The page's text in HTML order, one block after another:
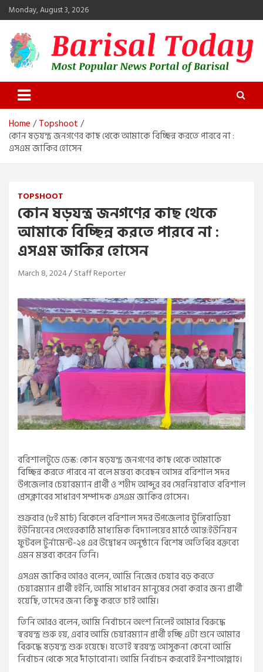
Skip
to
content
Monday, August 3, 2026
Barisal Today
The Most Popular News Portal in Barisal
Home
Topshoot
কোন ষড়যন্ত্র জনগণের কাছ থেকে আমাকে বিচ্ছিন্ন করতে পারবে না :
এসএম জাকির হোসেন
TOPSHOOT
কোন ষড়যন্ত্র জনগণের কাছ থেকে
আমাকে বিচ্ছিন্ন করতে পারবে না :
এসএম জাকির হোসেন
March 8, 2024 Staff Reporter
বরিশালটুডে ডেস্ক: কোন ষড়যন্ত্র জনগণের কাছ থেকে আমাকে
বিচ্ছিন্ন করতে পারবে না বলে মন্তব্য করেছন আসন্ন বরিশাল সদর
উপজেলার চেয়ারম্যান প্রার্থী ও শহীদ আব্দুর রব সেরনিয়াবাত বরিশাল
প্রেসক্লাবের সাধারণ সম্পাদক এসএম জাকির হোসেন।
শুক্রবার (৮ই মার্চ) বিকেলে বরিশাল সদর উপজেলার টুঙ্গিবাড়িয়া
ইউনিয়নের সেংহেরকাঠি মাধ্যমিক বিদ্যালয়ের মাঠে আন্ত:ইউনিয়ন
ফুটবল টুর্নামেন্ট-২৪ এর উদ্বোধন অনুষ্ঠানে বিশেষ অতিথির বক্তব্যে
এমন মন্তব্য করেন তিনি।
এসএম জাকির আরও বলেন, আমি নিজের চেয়ার বড় করতে
চেয়ারম্যান প্রার্থী হইনি, আমি সাধারন মানুষের সেবা করার জন্য প্রার্থী
হয়েছি, তাদের জন্য কিছু করতে চাই আমি।
তিনি আরও বলেন, আমি নির্বাচনে অংশ নিলেই আমার বিরুদ্ধে
স্বরযন্ত্র শুরু হয়, এবার আমি চেয়ারম্যান প্রার্থী হচ্ছি এটা শুনে আমার
বিরুদ্ধে ষড়যন্ত্র শুরু হয়েছে। যতোই স্বরযন্ত্র আসুকনা কেনো আমি
নির্বাচন থেকে সরে দাঁড়াবোনা। আমি নির্বাচন করবোই ইনশাআল্লাহ।